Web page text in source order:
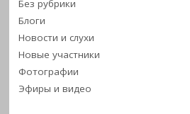
Без рубрики
Блоги
Новости и слухи
Новые участники
Фотографии
Эфиры и видео